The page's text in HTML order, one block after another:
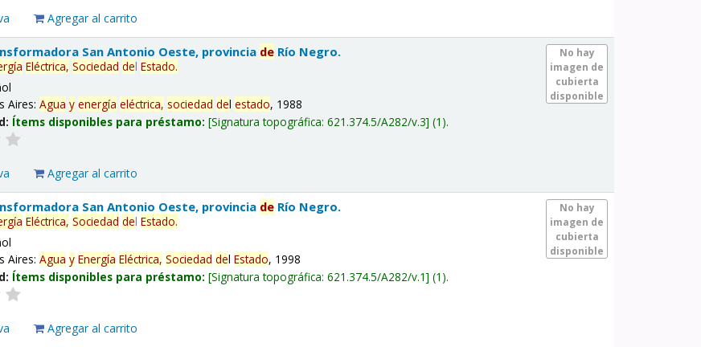
Agregar al carrito
No hay
imagen de
cubierta
disponible
San Antonio Oeste, provincia de Río Negro.
Eléctrica, Sociedad delEstado.
Aires:Agua y energía eléctrica, sociedad delestado, 1988
Ítems disponibles para préstamo: Signatura topográfica:621.374.5/A282/v.3 (1).
Agregar al carrito
No hay
imagen de
cubierta
disponible
San Antonio Oeste, provincia de Río Negro.
Eléctrica, Sociedad delEstado.
Aires:Agua y Energía Eléctrica, Sociedad delEstado, 1998
Ítems disponibles para préstamo: Signatura topográfica:621.374.5/A282/v.1 (1).
Agregar al carrito